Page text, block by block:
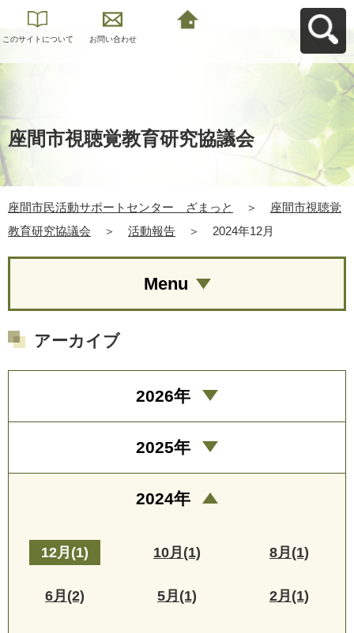
このサイトについて お問い合わせ
座間市視聴覚教育研究協議会
座間市民活動サポートセンター ざまっと ＞
座間市視聴覚
教育研究協議会
＞ 活動報告 ＞ 2024年12月
Menu
アーカイブ
2026年
2025年
2024年
12月(1) 10月(1) 8月(1)
6月(2) 5月(1) 2月(1)